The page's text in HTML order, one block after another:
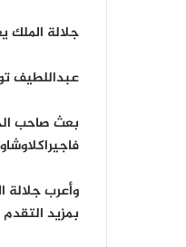
جلالة الملك
عبداللطيف
بعث صاحب
وأعرب جلالة
بمزيد التقدم